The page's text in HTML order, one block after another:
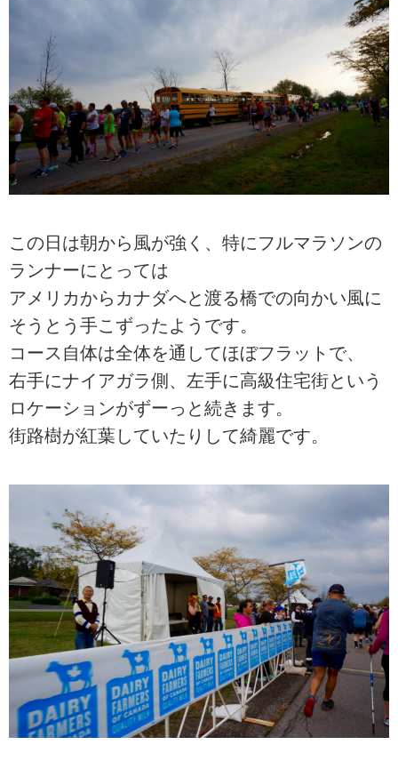
この日は朝から風が強く、特にフルマラソンの
ランナーにとっては
アメリカからカナダへと渡る橋での向かい風に
そうとう手こずったようです。
コース自体は全体を通してほぼフラットで、
右手にナイアガラ側、左手に高級住宅街という
ロケーションがずーっと続きます。
街路樹が紅葉していたりして綺麗です。